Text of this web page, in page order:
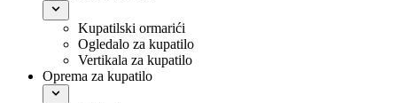
Kupatilski ormarići
Ogledalo za kupatilo
Vertikala za kupatilo
Oprema za kupatilo